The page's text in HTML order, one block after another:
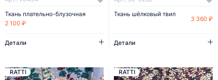
Ткань плательно-блузочная
2 100 ₽
Детали
Ткань шёлковый твил
3 360 ₽
Детали
RATTI RATTI